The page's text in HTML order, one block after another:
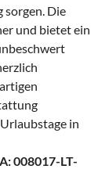
sorgen. Die
und bietet ein
in
008017-LT-